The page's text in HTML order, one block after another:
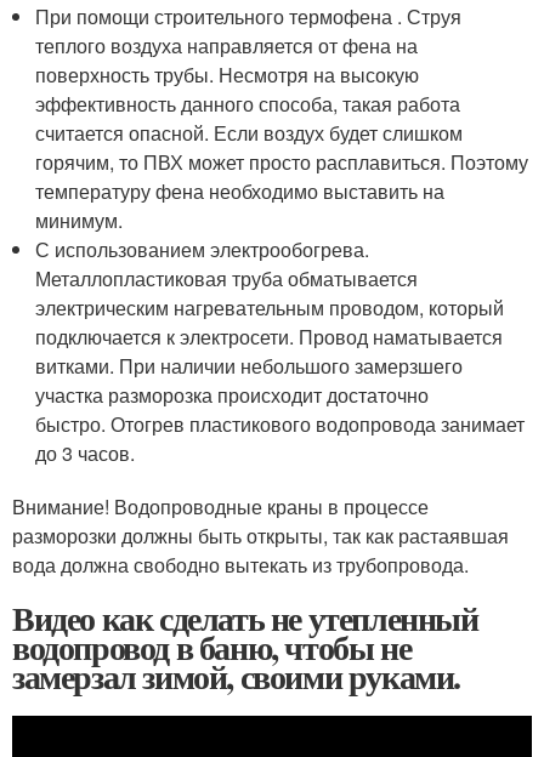
При помощи строительного термофена . Струя
теплого воздуха направляется от фена на
поверхность трубы. Несмотря на высокую
эффективность данного способа, такая работа
считается опасной. Если воздух будет слишком
горячим, то ПВХ может просто расплавиться. Поэтому
температуру фена необходимо выставить на
минимум.
С использованием электрообогрева.
Металлопластиковая труба обматывается
электрическим нагревательным проводом, который
подключается к электросети. Провод наматывается
витками. При наличии небольшого замерзшего
участка разморозка происходит достаточно
быстро. Отогрев пластикового водопровода занимает
до 3 часов.
Внимание! Водопроводные краны в процессе
разморозки должны быть открыты, так как растаявшая
вода должна свободно вытекать из трубопровода.
Видео как сделать не утепленный
водопровод в баню, чтобы не
замерзал зимой, своими руками.